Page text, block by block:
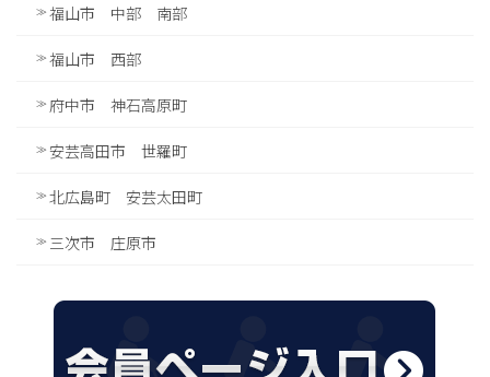
福山市 中部 南部
福山市 西部
府中市 神石高原町
安芸高田市 世羅町
北広島町 安芸太田町
三次市 庄原市